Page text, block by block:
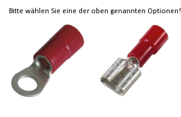
4,8 X 0,8 MM
4 MM
6,3 X 0,8 MM
Bitte wählen Sie eine der oben genannten Optionen!